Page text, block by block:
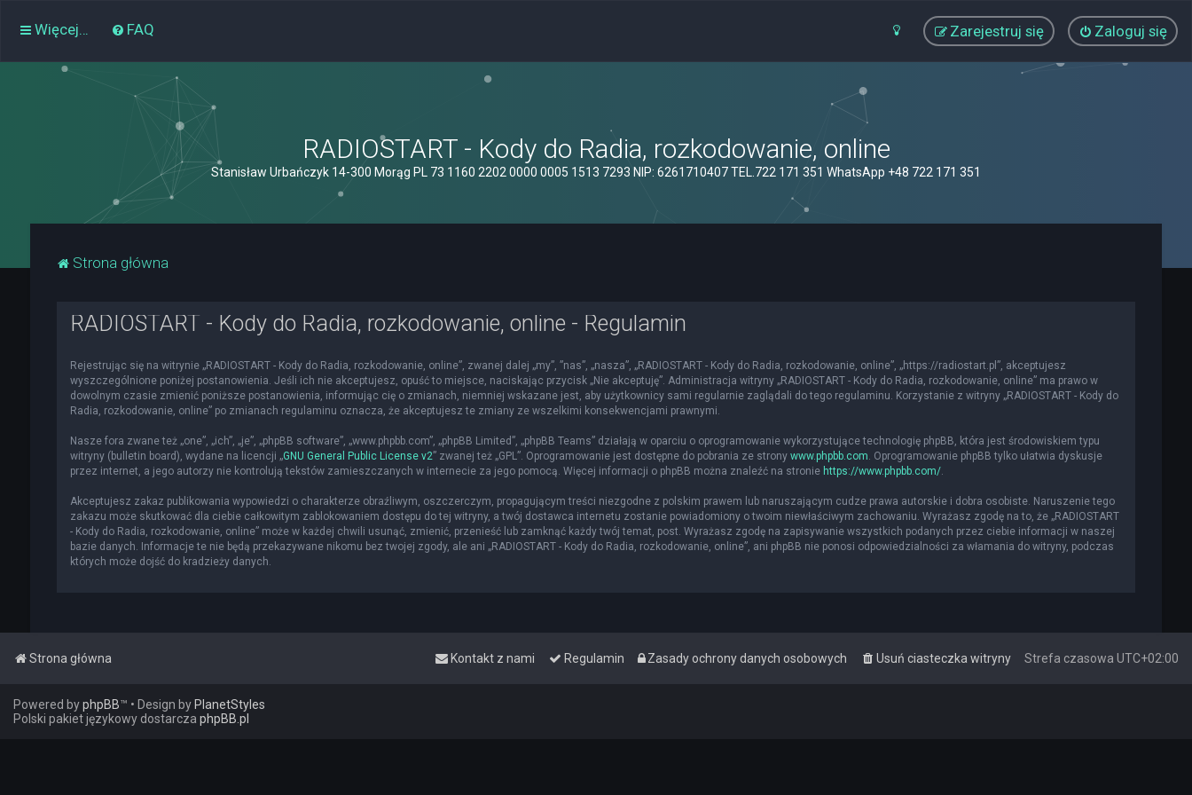
Więcej… FAQ Zaloguj się
Zarejestruj się
RADIOSTART - Kody do Radia, rozkodowanie, online
Stanisław Urbańczyk 14-300 Morąg PL 73 1160 2202 0000 0005 1513 7293 NIP: 6261710407 TEL.722 171 351 WhatsApp +48 722 171 351
Strona główna
RADIOSTART - Kody do Radia, rozkodowanie, online - Regulamin
Rejestrując się na witrynie „RADIOSTART - Kody do Radia, rozkodowanie, online”, zwanej dalej „my”, ”nas”, „nasza”, „RADIOSTART - Kody do Radia, rozkodowanie, online”, „https://radiostart.pl”, akceptujesz
wyszczególnione poniżej postanowienia. Jeśli ich nie akceptujesz, opuść to miejsce, naciskając przycisk „Nie akceptuję”. Administracja witryny „RADIOSTART - Kody do Radia, rozkodowanie, online” ma prawo w
dowolnym czasie zmienić poniższe postanowienia, informując cię o zmianach, niemniej wskazane jest, aby użytkownicy sami regularnie zaglądali do tego regulaminu. Korzystanie z witryny „RADIOSTART - Kody do
Radia, rozkodowanie, online” po zmianach regulaminu oznacza, że akceptujesz te zmiany ze wszelkimi konsekwencjami prawnymi.
Nasze fora zwane też „one”, „ich”, „je”, „phpBB software”, „www.phpbb.com”, „phpBB Limited”, „phpBB Teams” działają w oparciu o oprogramowanie wykorzystujące technologię phpBB, która jest środowiskiem typu
witryny (bulletin board), wydane na licencji „GNU General Public License v2” zwanej też „GPL”. Oprogramowanie jest dostępne do pobrania ze strony www.phpbb.com. Oprogramowanie phpBB tylko ułatwia dyskusje
przez internet, a jego autorzy nie kontrolują tekstów zamieszczanych w internecie za jego pomocą. Więcej informacji o phpBB można znaleźć na stronie https://www.phpbb.com/.
Akceptujesz zakaz publikowania wypowiedzi o charakterze obraźliwym, oszczerczym, propagującym treści niezgodne z polskim prawem lub naruszającym cudze prawa autorskie i dobra osobiste. Naruszenie tego
zakazu może skutkować dla ciebie całkowitym zablokowaniem dostępu do tej witryny, a twój dostawca internetu zostanie powiadomiony o twoim niewłaściwym zachowaniu. Wyrażasz zgodę na to, że „RADIOSTART
- Kody do Radia, rozkodowanie, online” może w każdej chwili usunąć, zmienić, przenieść lub zamknąć każdy twój temat, post. Wyrażasz zgodę na zapisywanie wszystkich podanych przez ciebie informacji w naszej
bazie danych. Informacje te nie będą przekazywane nikomu bez twojej zgody, ale ani „RADIOSTART - Kody do Radia, rozkodowanie, online”, ani phpBB nie ponosi odpowiedzialności za włamania do witryny, podczas
których może dojść do kradzieży danych.
Strona główna Strefa czasowa UTC+02:00
Usuń ciasteczka witryny
Zasady ochrony danych osobowych
Regulamin
Kontakt z nami
Powered byphpBB™ • Design by PlanetStyles
Polski pakiet językowy dostarcza phpBB.pl